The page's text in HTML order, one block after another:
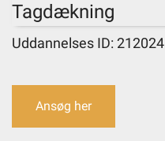
Om kommunen
Job
Tagdækning
Uddannelses ID: 212024
Ansøg her